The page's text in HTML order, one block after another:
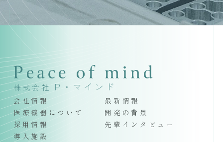
株式会社 P・マインド
会社情報
最新情報
医療機器について
開発の背景
採用情報
先輩インタビュー
導入施設